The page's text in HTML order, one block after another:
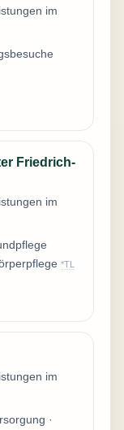
im
Friedrich-
im
*TL
im
·